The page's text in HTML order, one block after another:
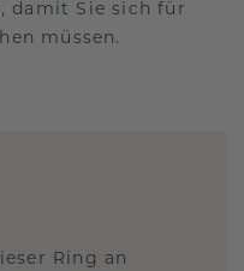
damit Sie sich für
müssen.
Ring an